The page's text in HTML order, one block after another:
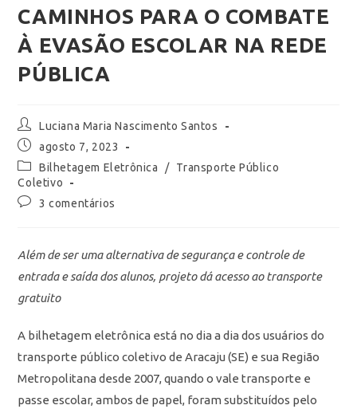
CAMINHOS PARA O COMBATE
À EVASÃO ESCOLAR NA REDE
PÚBLICA
Luciana Maria Nascimento Santos
agosto 7, 2023
Bilhetagem Eletrônica
/ Transporte Público
Coletivo
3 comentários
Além de ser uma alternativa de segurança e controle de
entrada e saída dos alunos, projeto dá acesso ao transporte
gratuito
A bilhetagem eletrônica está no dia a dia dos usuários do
transporte público coletivo de Aracaju (SE) e sua Região
Metropolitana desde 2007, quando o vale transporte e
passe escolar, ambos de papel, foram substituídos pelo